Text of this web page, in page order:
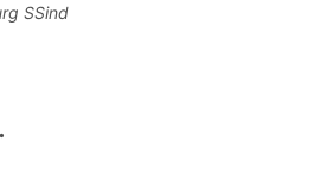
SSind